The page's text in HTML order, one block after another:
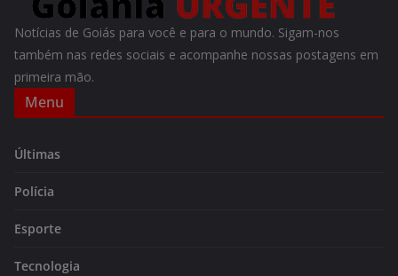
Notícias de Goiás para você e para o mundo. Sigam-nos
também nas redes sociais e acompanhe nossas postagens em
primeira mão.
Menu
Últimas
Polícia
Esporte
Tecnologia